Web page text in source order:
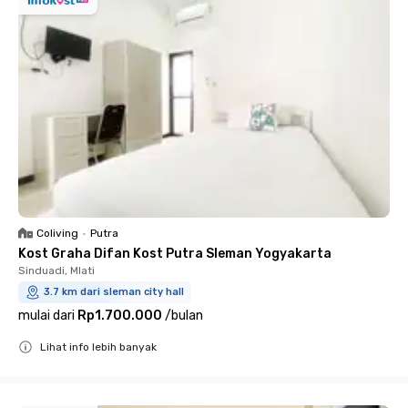
Coliving • Putra
Kost Graha Difan Kost Putra Sleman Yogyakarta
Sinduadi, Mlati
3.7 km dari sleman city hall
mulai dari Rp1.700.000 /bulan
Lihat info lebih banyak